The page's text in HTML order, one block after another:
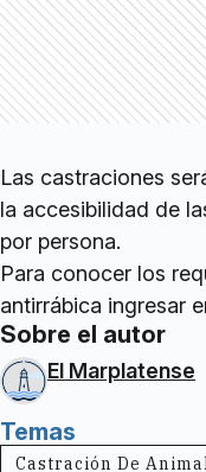
Las castraciones
la accesibilidad de
por persona.
Para conocer los
antirrábica ingresar
Sobre el autor
El Marplatense
Temas
Castración De